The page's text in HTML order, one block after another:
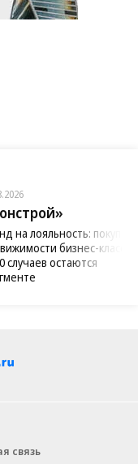
на лояльность:
бизнес-класса
случаев остаются
связь